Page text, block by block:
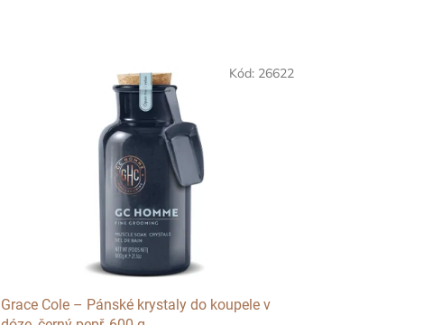
Grace Cole – Pánské krystaly do koupele v
Kód: 26622